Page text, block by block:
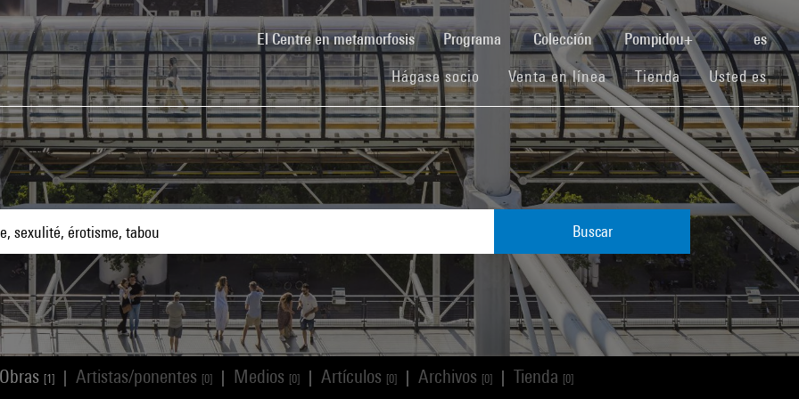
El Centre en metamorfosis(current)Programa Colección Pompidou+ es
Hágase socio (current)
Venta en línea(current)
Tienda(current)Usted es
Buscar
Obras [1] Artistas/ponentes [0] Medios [0] Artículos [0] Archivos [0] Tienda [0]